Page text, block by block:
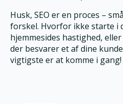
Husk, SEO er en proces –
forskel. Hvorfor ikke starte i
hjemmesides hastighed,
der besvarer et af dine
vigtigste er at komme i gang!